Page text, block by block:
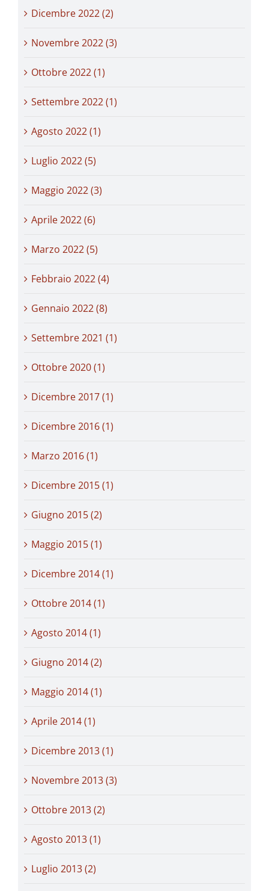
Dicembre 2022 (2)
Novembre 2022 (3)
Ottobre 2022 (1)
Settembre 2022 (1)
Agosto 2022 (1)
Luglio 2022 (5)
Maggio 2022 (3)
Aprile 2022 (6)
Marzo 2022 (5)
Febbraio 2022 (4)
Gennaio 2022 (8)
Settembre 2021 (1)
Ottobre 2020 (1)
Dicembre 2017 (1)
Dicembre 2016 (1)
Marzo 2016 (1)
Dicembre 2015 (1)
Giugno 2015 (2)
Maggio 2015 (1)
Dicembre 2014 (1)
Ottobre 2014 (1)
Agosto 2014 (1)
Giugno 2014 (2)
Maggio 2014 (1)
Aprile 2014 (1)
Dicembre 2013 (1)
Novembre 2013 (3)
Ottobre 2013 (2)
Agosto 2013 (1)
Luglio 2013 (2)